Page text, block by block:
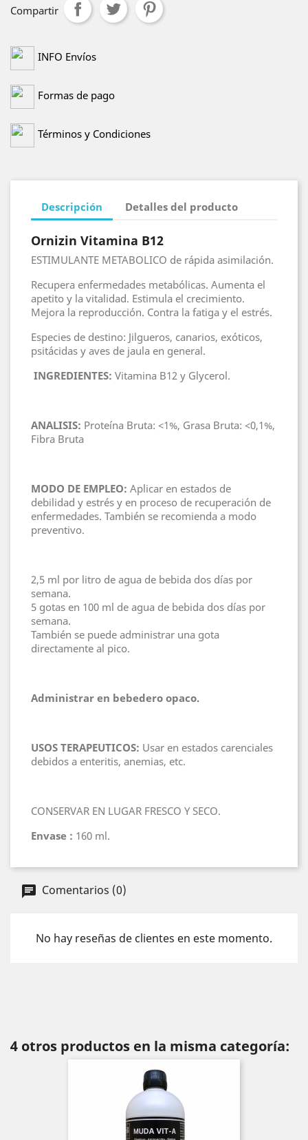
Compartir
INFO Envíos
Formas de pago
Términos y Condiciones
Descripción Detalles del producto
Ornizin Vitamina B12
ESTIMULANTE METABOLICO de rápida asimilación.
Recupera enfermedades metabólicas. Aumenta el
apetito y la vitalidad. Estimula el crecimiento.
Mejora la reproducción. Contra la fatiga y el estrés.
Especies de destino: Jilgueros, canarios, exóticos,
psitácidas y aves de jaula en general.
INGREDIENTES: Vitamina B12 y Glycerol.
ANALISIS: Proteína Bruta: <1%, Grasa Bruta: <0,1%,
Fibra Bruta
MODO DE EMPLEO: Aplicar en estados de
debilidad y estrés y en proceso de recuperación de
enfermedades. También se recomienda a modo
preventivo.
2,5 ml por litro de agua de bebida dos días por
semana.
5 gotas en 100 ml de agua de bebida dos días por
semana.
También se puede administrar una gota
directamente al pico.
Administrar en bebedero opaco.
USOS TERAPEUTICOS: Usar en estados carenciales
debidos a enteritis, anemias, etc.
CONSERVAR EN LUGAR FRESCO Y SECO.
Envase : 160 ml.
Comentarios (0)
No hay reseñas de clientes en este momento.
4 otros productos en la misma categoría: